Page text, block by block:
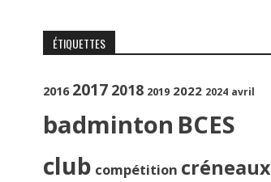
ÉTIQUETTES
2016 2017 2018 2019 2022 2024 avril
badminton BCES
club compétition créneaux